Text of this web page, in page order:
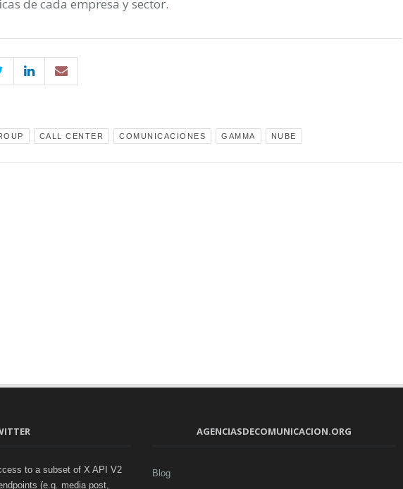
de cada empresa y sector.
CALL CENTER COMUNICACIONES GAMMA NUBE
to a subset of X API V2
(e.g. media post,
AGENCIASDECOMUNICACION.ORG
Blog